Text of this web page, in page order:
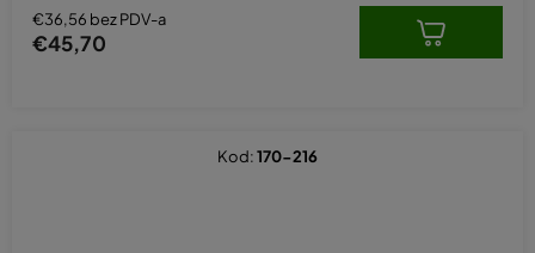
€36,56 bez PDV-a
€45,70
Kod:170-216